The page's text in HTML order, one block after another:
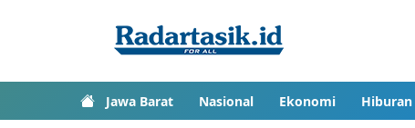
Jawa Barat Nasional Ekonomi Hiburan